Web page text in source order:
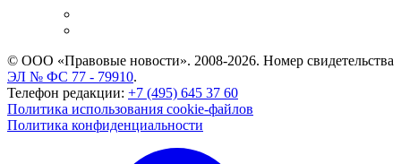
© ООО «Правовые новости». 2008-2026. Номер свидетельства
ЭЛ № ФС 77 - 79910.
Телефон редакции: +7 (495) 645 37 60
Политика использования cookie-файлов
Политика конфиденциальности